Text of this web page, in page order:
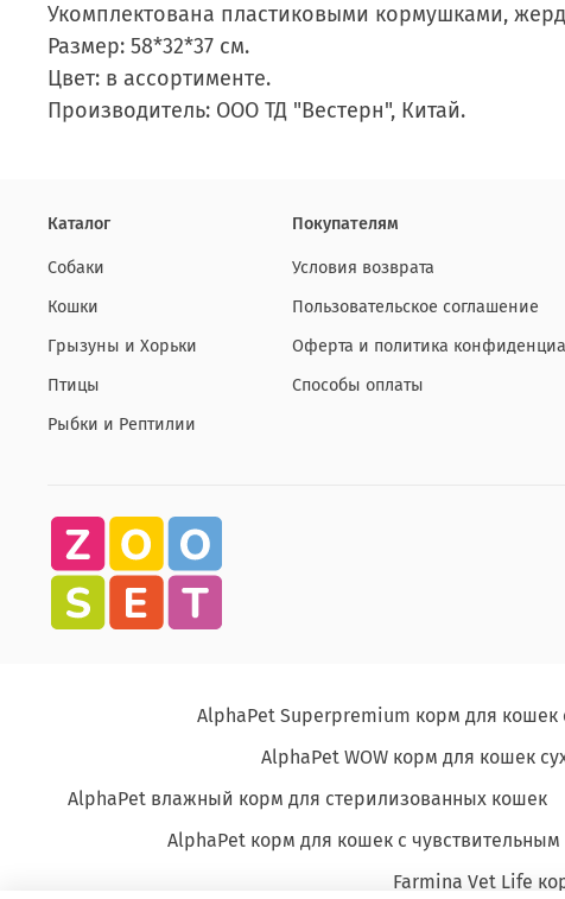
Укомплектована пластиковыми кормушками,
Размер: 58*32*37 см.
Цвет: в ассортименте.
Производитель: ООО ТД "Вестерн", Китай.
Каталог
Собаки
Кошки
Грызуны и Хорьки
Птицы
Рыбки и Рептилии
Покупателям
Условия возврата
Пользовательское соглашение
Оферта и политика
Способы оплаты
AlphaPet Superpremium корм для кошек
AlphaPet WOW корм для кошек
AlphaPet влажный корм для стерилизованных кошек
AlphaPet корм для кошек с
Farmina Vet Life